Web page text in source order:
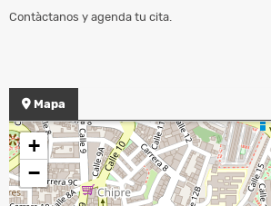
Contàctanos y agenda tu cita.
Mapa
+
−